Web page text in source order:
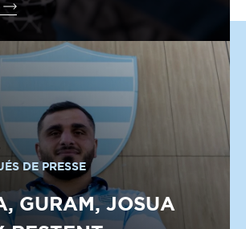
DE PRESSE
GURAM, JOSUA